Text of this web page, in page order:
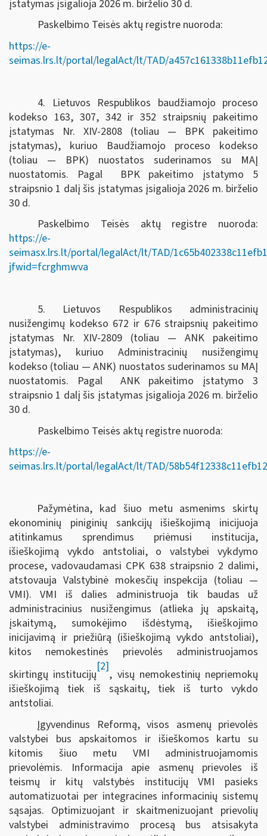
įstatymas įsigalioja 2026 m. birželio 30 d.
Paskelbimo Teisės aktų registre nuoroda:
https://e-
seimas.lrs.lt/portal/legalAct/lt/TAD/
4. Lietuvos Respublikos baudžiamojo proceso
kodekso 163, 307, 342 ir 352 straipsnių pakeitimo
įstatymas Nr. XIV-2808 (toliau — BPK pakeitimo
įstatymas), kuriuo Baudžiamojo proceso kodekso
(toliau — BPK) nuostatos suderinamos su MAĮ
nuostatomis. Pagal BPK pakeitimo įstatymo 5
straipsnio 1 dalį šis įstatymas įsigalioja 2026 m. birželio
30 d.
Paskelbimo Teisės aktų registre nuoroda:
https://e-
seimasx.lrs.lt/portal/legalAct/lt/TAD/
jfwid=fcrghmwva
5. Lietuvos Respublikos administracinių
nusižengimų kodekso 672 ir 676 straipsnių pakeitimo
įstatymas Nr. XIV-2809 (toliau — ANK pakeitimo
įstatymas), kuriuo Administracinių nusižengimų
kodekso (toliau — ANK) nuostatos suderinamos su MAĮ
nuostatomis. Pagal ANK pakeitimo įstatymo 3
straipsnio 1 dalį šis įstatymas įsigalioja 2026 m. birželio
30 d.
Paskelbimo Teisės aktų registre nuoroda:
https://e-
seimas.lrs.lt/portal/legalAct/lt/TAD/
Pažymėtina, kad šiuo metu asmenims skirtų
ekonominių piniginių sankcijų išieškojimą inicijuoja
atitinkamus sprendimus priėmusi institucija,
išieškojimą vykdo antstoliai, o valstybei vykdymo
procese, vadovaudamasi CPK 638 straipsnio 2 dalimi,
atstovauja Valstybinė mokesčių inspekcija (toliau —
VMI). VMI iš dalies administruoja tik baudas už
administracinius nusižengimus (atlieka jų apskaitą,
įskaitymą, sumokėjimo išdėstymą, išieškojimo
inicijavimą ir priežiūrą (išieškojimą vykdo antstoliai),
kitos nemokestinės prievolės administruojamos
skirtingų institucijų
[2]
, visų nemokestinių nepriemokų
išieškojimą tiek iš sąskaitų, tiek iš turto vykdo
antstoliai.
Įgyvendinus Reformą, visos asmenų prievolės
valstybei bus apskaitomos ir išieškomos kartu su
kitomis šiuo metu VMI administruojamomis
prievolėmis. Informacija apie asmenų prievoles iš
teismų ir kitų valstybės institucijų VMI pasieks
automatizuotai per integracines informacinių sistemų
sąsajas. Optimizuojant ir skaitmenizuojant prievolių
valstybei administravimo procesą bus atsisakyta